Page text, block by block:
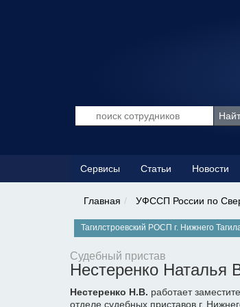
Сервисы Статьи Новости
Главная УФССП России по
Тагилстроевский РОСП г. Нижнего
Судебный пристав
Нестеренко Наталья
Нестеренко Н.В. работает
отделе судебных приставов г.